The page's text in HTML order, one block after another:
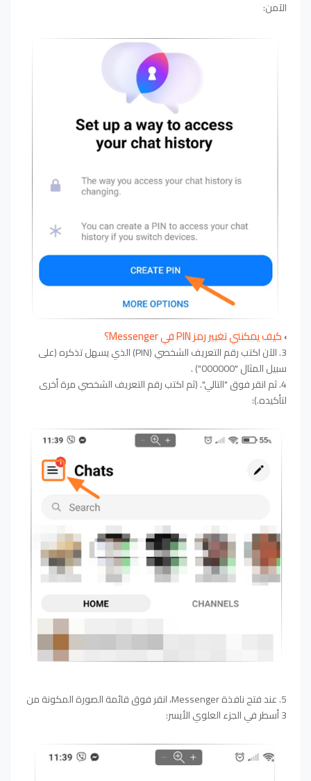
الآمن:
›كيف يمكنني تغيير رمز PIN في Messenger؟
3. الآن اكتب رقم التعريف الشخصي (PIN) الذي يسهل تذكره (على
سبيل المثال "000000") .
4. ثم انقر فوق "التالي". (ثم اكتب رقم التعريف الشخصي مرة أخرى
لتأكيده.):
5. عند فتح نافذة Messenger، انقر فوق قائمة الصورة المكونة من
3 أسطر في الجزء العلوي الأيسر: